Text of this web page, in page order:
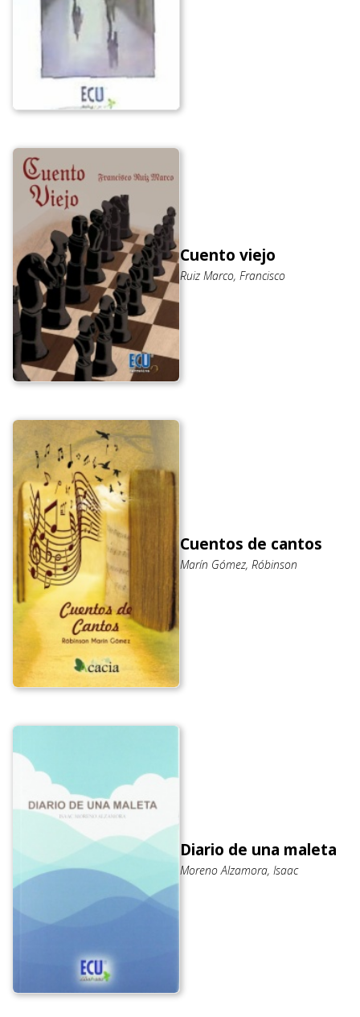
Cuento viejo
Ruiz Marco, Francisco
Cuentos de cantos
Marín Gómez, Róbinson
Diario de una maleta
Moreno Alzamora, Isaac